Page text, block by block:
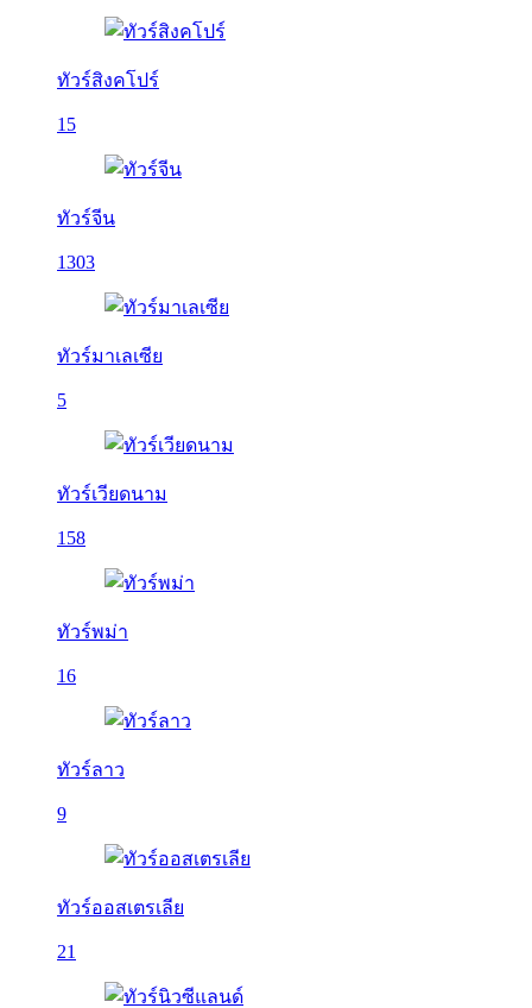
ทัวร์สิงคโปร์
15
ทัวร์จีน
1303
ทัวร์มาเลเซีย
5
ทัวร์เวียดนาม
158
ทัวร์พม่า
16
ทัวร์ลาว
9
ทัวร์ออสเตรเลีย
21